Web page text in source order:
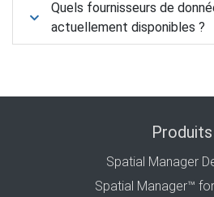
Quels fournisseurs de
actuellement disponibles ?
Produits
Spatial Manager
Spatial Manager™